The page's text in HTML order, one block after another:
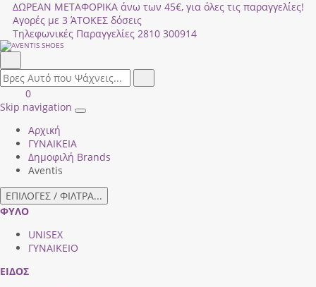
ΔΩΡΕΑΝ ΜΕΤΑΦΟΡΙΚΑ άνω των 45€, για όλες τις παραγγελίες!
Αγορές με 3 ΆΤΟΚΕΣ δόσεις
Τηλεφωνικές Παραγγελίες 2810 300914
field.search
Είσοδος
|
ΚΑΛΑΘΙ
ΑΓΟΡΩΝ
0
Skip navigation
Toggle
Αρχική
ΓΥΝΑΙΚΕΙΑ
Δημοφιλή Brands
Aventis
ΕΠΙΛΟΓΕΣ / ΦΙΛΤΡΑ...
ΦΥΛΟ
UNISEX
ΓΥΝΑΙΚΕΙΟ
ΕΙΔΟΣ